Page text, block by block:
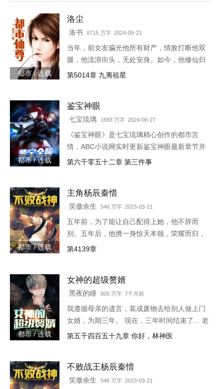
都市 / 连载
洛尘
洛书 8715 万字 2024-09-23
当年，前女友骗光他所有财产，情敌打断他双
腿，他流浪街头，无处安身。如今，他修仙归
来，一人可挡千万敌！
第5014章 九夷祖星
都市 / 连载
鉴宝神眼
七宝琉璃 1693 万字 2024-06-27
《鉴宝神眼》是七宝琉璃精心创作的都市言
情，ABC小说网实时更新鉴宝神眼最新章节并
且提供无弹窗阅读，书友所发表的鉴宝神眼评
第六千零五十二章 第三件事
都市 / 连载
主角杨辰秦惜
笑傲余生 546 万字 2023-03-21
五年前，为了能让自己配得上她，他不辞而
别。五年后，他携一身惊天本领，荣耀而归，
只是归来之时，竟发现自己多了一个女儿。
第4139章
都市 / 连载
女神的超级赘婿
黑夜的瞳 805 万字 7个月前
我遵循母亲的遗言，装成废物去给别人做上门
女婿，为期三年。 现在，三年时间结束了... 老
书链接：
第五千四百五十九章 你好，林神医
不败战王杨辰秦惜
笑傲余生 546 万字 2023-03-21